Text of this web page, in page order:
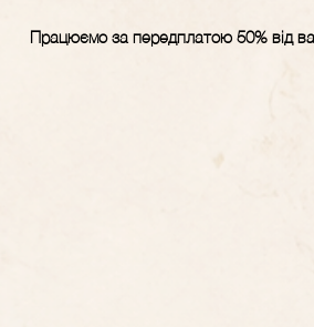
Працюємо за передплатою 50% від